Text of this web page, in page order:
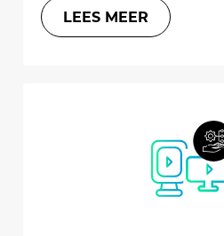
LEES MEER